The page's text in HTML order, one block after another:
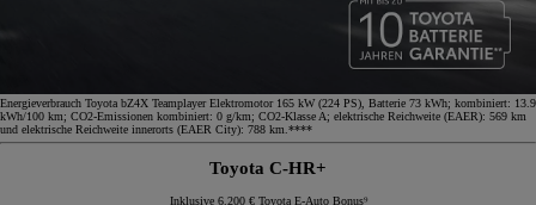
Energieverbrauch Toyota bZ4X Teamplayer Elektromotor 165 kW (224 PS), Batterie 73 kWh; kombiniert: 13.9
kWh/100 km; CO2-Emissionen kombiniert: 0 g/km; CO2-Klasse A; elektrische Reichweite (EAER): 569 km
und elektrische Reichweite innerorts (EAER City): 788 km.****
Toyota C-HR+
Inklusive 6.200 € Toyota E-Auto Bonus⁹